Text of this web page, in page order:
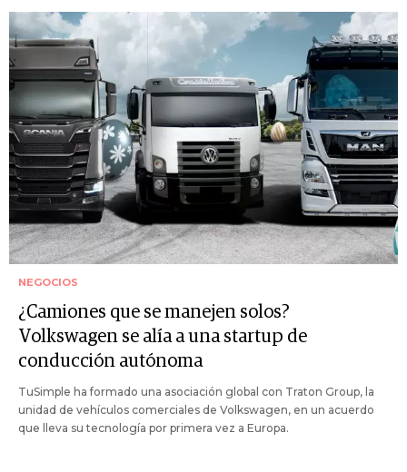
NEGOCIOS
¿Camiones que se manejen solos?
Volkswagen se alía a una startup de
conducción autónoma
TuSimple ha formado una asociación global con Traton Group, la
unidad de vehículos comerciales de Volkswagen, en un acuerdo
que lleva su tecnología por primera vez a Europa.